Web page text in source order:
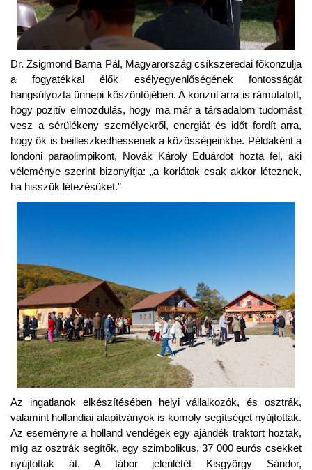
Dr. Zsigmond Barna Pál, Magyarország csíkszeredai főkonzulja
a fogyatékkal élők esélyegyenlőségének fontosságát
hangsúlyozta ünnepi köszöntőjében. A konzul arra is rámutatott,
hogy pozitív elmozdulás, hogy ma már a társadalom tudomást
vesz a sérülékeny személyekről, energiát és időt fordít arra,
hogy ők is beilleszkedhessenek a közösségeinkbe. Példaként a
londoni paraolimpikont, Novák Károly Eduárdot hozta fel, aki
véleménye szerint bizonyítja: „a korlátok csak akkor léteznek,
ha hisszük létezésüket.”
Az ingatlanok elkészítésében helyi vállalkozók, és osztrák,
valamint hollandiai alapítványok is komoly segítséget nyújtottak.
Az eseményre a holland vendégek egy ajándék traktort hoztak,
míg az osztrák segítők, egy szimbolikus, 37 000 eurós csekket
nyújtottak át. A tábor jelenlétét Kisgyörgy Sándor,